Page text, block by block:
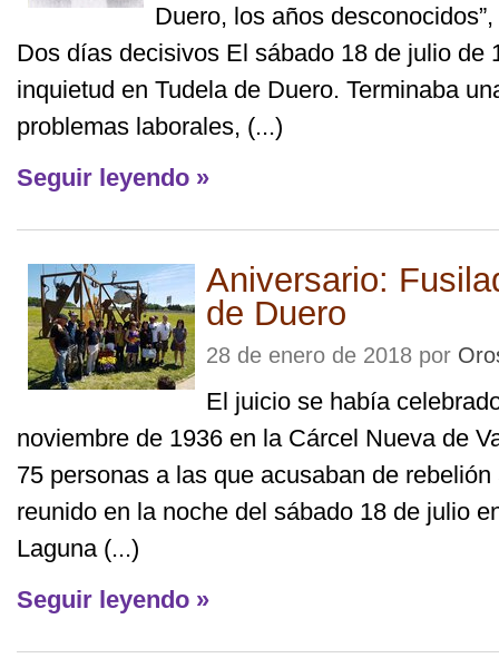
Duero, los años
Dos días decisivos El sábado 18 de julio de
inquietud en Tudela de Duero. Terminaba
problemas laborales, (...)
Seguir leyendo »
Aniversario:
de Duero
28 de enero de 2018 por
El juicio se había
noviembre de 1936 en la Cárcel Nueva de
75 personas a las que acusaban de
reunido en la noche del sábado 18 de julio
Laguna (...)
Seguir leyendo »